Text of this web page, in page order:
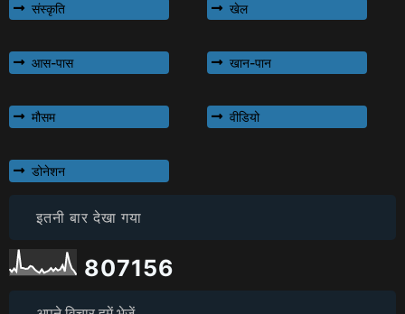
संस्कृति खेल
आस-पास खान-पान
मौसम वीडियो
डोनेशन
इतनी बार देखा गया
807156